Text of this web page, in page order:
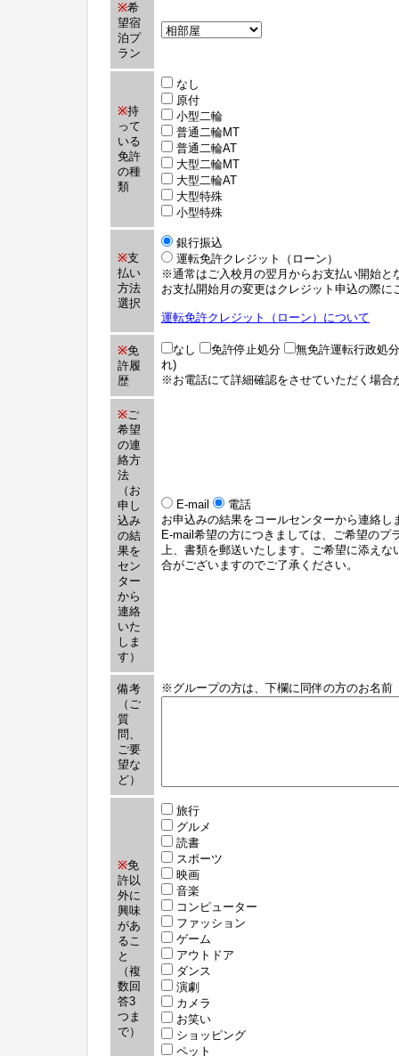
※希
望宿
泊プ
ラン
※持
って
いる
免許
の種
類
なし
原付
小型二輪
普通二輪MT
普通二輪AT
大型二輪MT
大型二輪AT
大型特殊
小型特殊
※支
払い
方法
選択
銀行振込
運転免許クレジット（ローン）
※通常はご入校月の翌月からお支払い開始と
お支払開始月の変更はクレジット申込の際に
運転免許クレジット（ローン）について
※免
許履
歴
なし 免許停止処分
無免許運転行政処分
れ)
※お電話にて詳細確認をさせていただく場合
※ご
希望
の連
絡方
法
（お
申し
込み
の結
果を
セン
ター
から
連絡
いた
しま
す）
E-mail
電話
お申込みの結果をコールセンターから連絡し
E-mail希望の方につきましては、ご希望のプ
上、書類を郵送いたします。ご希望に添え
合がございますのでご了承ください。
備考
（ご
質
問、
ご要
望な
ど）
※グループの方は、下欄に同伴の方のお名前
※免
許以
外に
興味
があ
るこ
と
（複
数回
答3
つま
で）
旅行
グルメ
読書
スポーツ
映画
音楽
コンピューター
ファッション
ゲーム
アウトドア
ダンス
演劇
カメラ
お笑い
ショッピング
ペット